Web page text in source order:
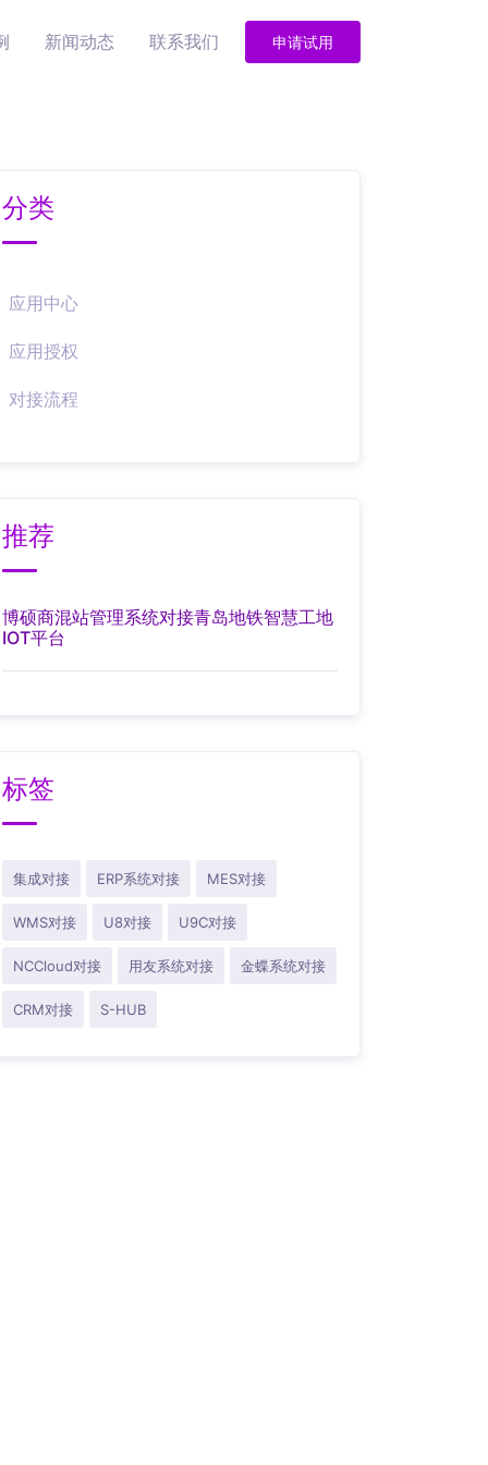
新闻动态 联系我们 申请试用
分类
应用中心
应用授权
对接流程
推荐
博硕商混站管理系统对接青岛地铁智慧工地
IOT平台
标签
集成对接 ERP系统对接 MES对接
WMS对接 U8对接 U9C对接
NCCloud对接 用友系统对接 金蝶系统对接
CRM对接 S-HUB